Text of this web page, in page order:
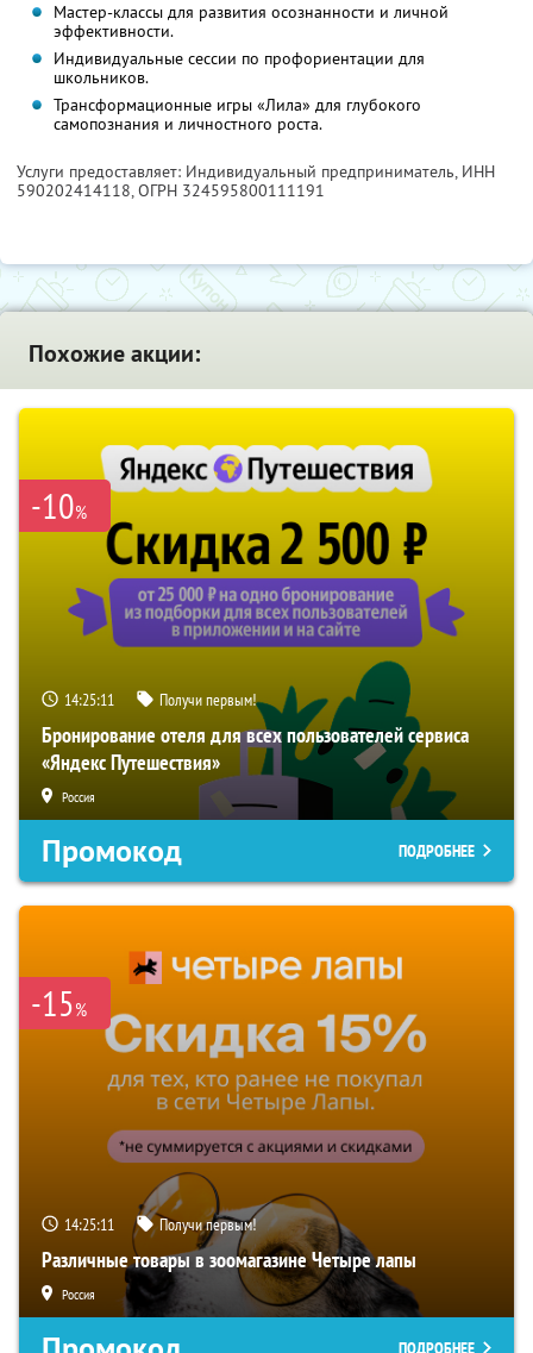
Мастер-классы для развития осознанности и личной
эффективности.
Индивидуальные сессии по профориентации для
школьников.
Трансформационные игры «Лила» для глубокого
самопознания и личностного роста.
Услуги предоставляет: Индивидуальный предприниматель, ИНН
590202414118, ОГРН 324595800111191
Похожие акции:
-10%
14:25:10 Получи первым!
Бронирование отеля для всех пользователей сервиса
«Яндекс Путешествия»
Россия
Промокод ПОДРОБНЕЕ
-15%
14:25:10 Получи первым!
Различные товары в зоомагазине Четыре лапы
Россия
ПОДРОБНЕЕ